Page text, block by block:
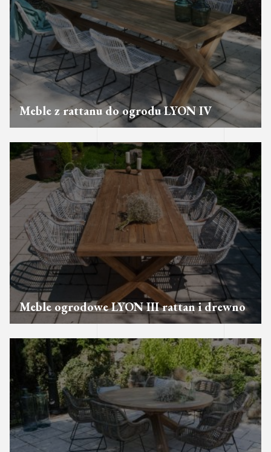
Meble z rattanu do ogrodu LYON IV
Meble ogrodowe LYON III rattan i drewno